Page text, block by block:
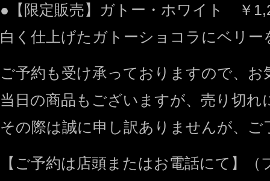
●【限定販売】ガトー・ホワイト ￥
白く仕上げたガトーショコラにベリ
ご予約も受け承っておりますので、お
当日の商品もございますが、売り切
その際は誠に申し訳ありませんが、ご
【ご予約は店頭またはお電話にて】